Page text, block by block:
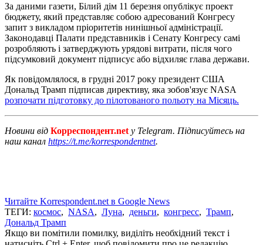
За даними газети, Білий дім 11 березня опублікує проект
бюджету, який представляє собою адресований Конгресу
запит з викладом пріоритетів нинішньої адміністрації.
Законодавці Палати представників і Сенату Конгресу самі
розробляють і затверджують урядові витрати, після чого
підсумковий документ підписує або відхиляє глава держави.
Як повідомлялося, в грудні 2017 року президент США
Дональд Трамп підписав директиву, яка зобов'язує NASA
розпочати підготовку до пілотованого польоту на Місяць.
Новини від Корреспондент.net у Telegram. Підписуйтесь на
наш канал https://t.me/korrespondentnet.
Читайте Korrespondent.net в Google News
ТЕГИ: космос, NASA, Луна, деньги, конгресс, Трамп,
Дональд Трамп
Якщо ви помітили помилку, виділіть необхідний текст і